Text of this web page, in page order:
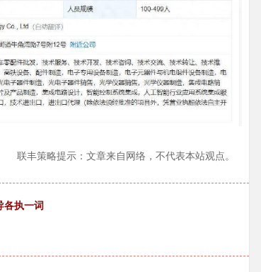
联丰策略提示：文章来自网络，不代表本站观点。
各执一词